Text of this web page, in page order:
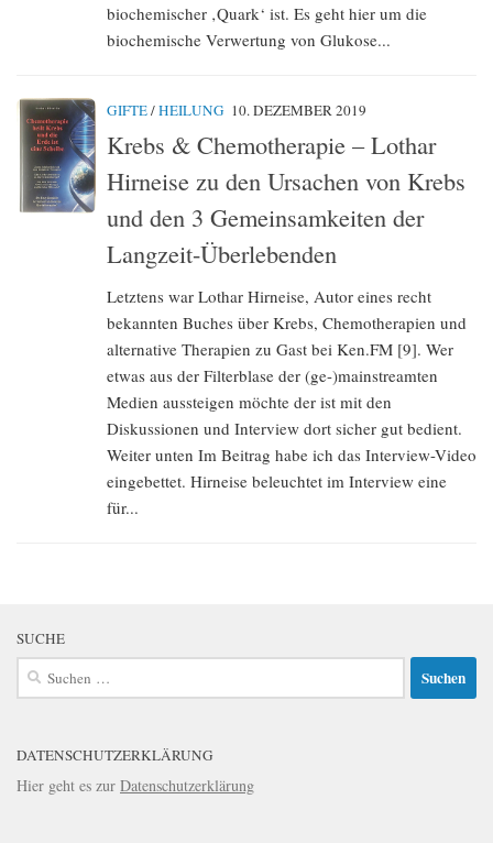
biochemischer ‚Quark‘ ist. Es geht hier um die
biochemische Verwertung von Glukose...
GIFTE/HEILUNG 10. DEZEMBER 2019
Krebs & Chemotherapie – Lothar
Hirneise zu den Ursachen von Krebs
und den 3 Gemeinsamkeiten der
Langzeit-Überlebenden
Letztens war Lothar Hirneise, Autor eines recht
bekannten Buches über Krebs, Chemotherapien und
alternative Therapien zu Gast bei Ken.FM [9]. Wer
etwas aus der Filterblase der (ge-)mainstreamten
Medien aussteigen möchte der ist mit den
Diskussionen und Interview dort sicher gut bedient.
Weiter unten Im Beitrag habe ich das Interview-Video
eingebettet. Hirneise beleuchtet im Interview eine
für...
SUCHE
Suchen
nach:
DATENSCHUTZERKLÄRUNG
Hier geht es zur Datenschutzerklärung